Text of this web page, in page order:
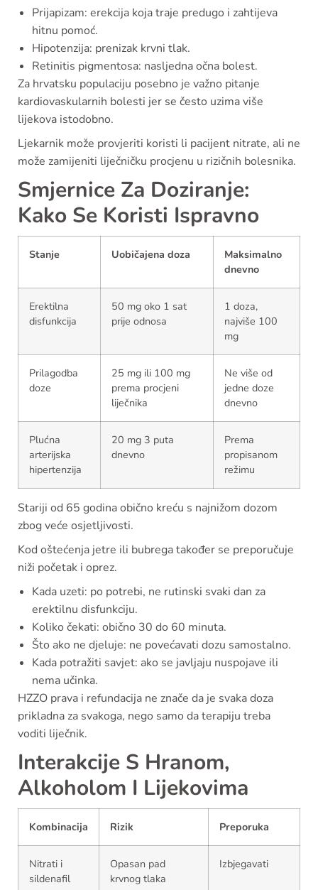
Prijapizam: erekcija koja traje predugo i zahtijeva
hitnu pomoć.
Hipotenzija: prenizak krvni tlak.
Retinitis pigmentosa: nasljedna očna bolest.
Za hrvatsku populaciju posebno je važno pitanje
kardiovaskularnih bolesti jer se često uzima više
lijekova istodobno.
Ljekarnik može provjeriti koristi li pacijent nitrate, ali ne
može zamijeniti liječničku procjenu u rizičnih bolesnika.
Smjernice Za Doziranje:
Kako Se Koristi Ispravno
Stanje Uobičajena doza
Maksimalno
dnevno
Erektilna
disfunkcija
50 mg oko 1 sat
prije odnosa
1 doza,
najviše 100
mg
Prilagodba
doze
25 mg ili 100 mg
prema procjeni
liječnika
Ne više od
jedne doze
dnevno
Plućna
arterijska
hipertenzija
20 mg 3 puta
dnevno
Prema
propisanom
režimu
Stariji od 65 godina obično kreću s najnižom dozom
zbog veće osjetljivosti.
Kod oštećenja jetre ili bubrega također se preporučuje
niži početak i oprez.
Kada uzeti: po potrebi, ne rutinski svaki dan za
erektilnu disfunkciju.
Koliko čekati: obično 30 do 60 minuta.
Što ako ne djeluje: ne povećavati dozu samostalno.
Kada potražiti savjet: ako se javljaju nuspojave ili
nema učinka.
HZZO prava i refundacija ne znače da je svaka doza
prikladna za svakoga, nego samo da terapiju treba
voditi liječnik.
Interakcije S Hranom,
Alkoholom I Lijekovima
Kombinacija Rizik Preporuka
Nitrati i
sildenafil
Opasan pad
krvnog tlaka
Izbjegavati